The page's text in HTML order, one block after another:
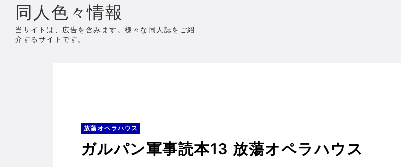
同人色々情報
当サイトは、広告を含みます。様々な同人誌をご紹
介するサイトです。
放蕩オペラハウス
ガルパン軍事読本13 放蕩オペラハウス